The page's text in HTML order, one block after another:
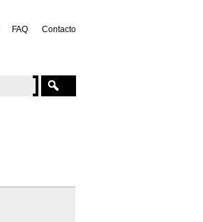
FAQ Contacto